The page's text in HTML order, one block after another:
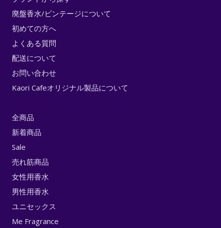
廃盤香水/ビンテージについて
初めての方へ
よくある質問
配送について
お問い合わせ
Kaori Cafeオリジナル製品について
全商品
新着商品
Sale
売れ筋商品
女性用香水
男性用香水
ユニセックス
Me Fragrance